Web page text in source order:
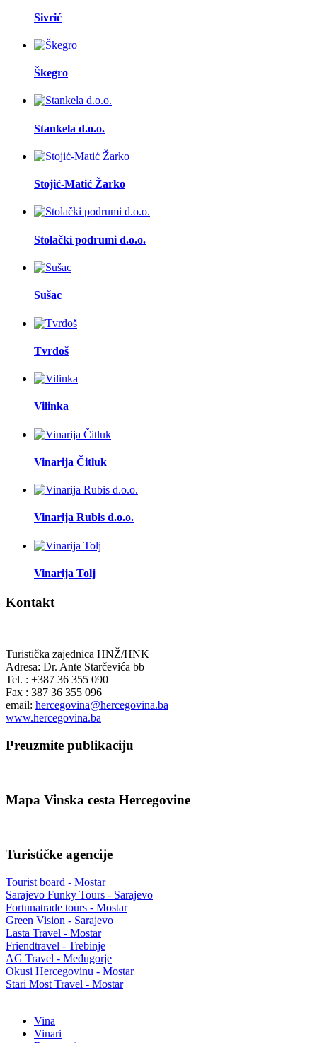
Sivrić
Škegro
Stankela d.o.o.
Stojić-Matić Žarko
Stolački podrumi d.o.o.
Sušac
Tvrdoš
Vilinka
Vinarija Čitluk
Vinarija Rubis d.o.o.
Vinarija Tolj
Kontakt
Turistička zajednica HNŽ/HNK
Adresa: Dr. Ante Starčevića bb
Tel. : +387 36 355 090
Fax : 387 36 355 096
email: hercegovina@hercegovina.ba
www.hercegovina.ba
Preuzmite publikaciju
Mapa Vinska cesta Hercegovine
Turističke agencije
Tourist board - Mostar
Sarajevo Funky Tours - Sarajevo
Fortunatrade tours - Mostar
Green Vision - Sarajevo
Lasta Travel - Mostar
Friendtravel - Trebinje
AG Travel - Međugorje
Okusi Hercegovinu - Mostar
Stari Most Travel - Mostar
Vina
Vinari